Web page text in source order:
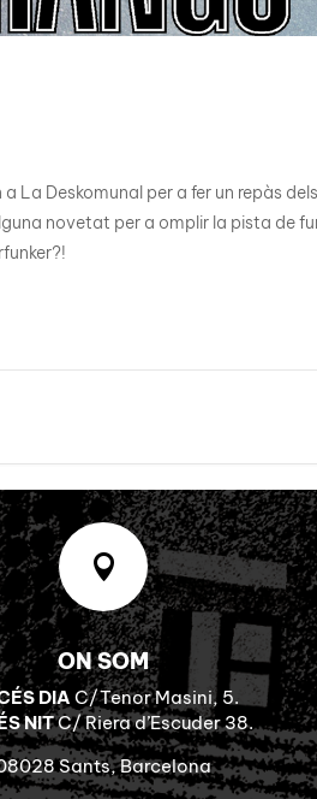
a La Deskomunal per a fer un repàs dels
novetat per a omplir la pista de

ON SOM
DIA C/Tenor Masini, 5.
NITC/ Riera d’Escuder 38.
Sants, Barcelona